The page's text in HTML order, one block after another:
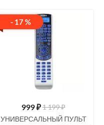
- 17 %
999₽1 199 ₽
УНИВЕРСАЛЬНЫЙ ПУЛЬТ